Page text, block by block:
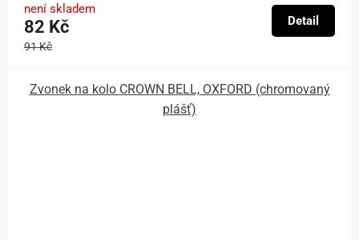
není skladem
82 Kč
91 Kč
Detail
Zvonek na kolo CROWN BELL, OXFORD (chromovaný
plášť)